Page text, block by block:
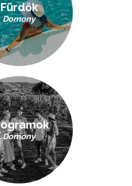
Fürdők
Domony
Domony